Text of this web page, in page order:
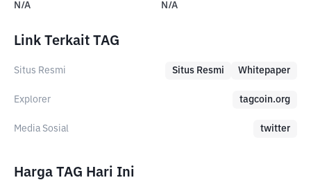
N/A N/A
Link Terkait TAG
Situs Resmi Situs Resmi Whitepaper
Explorer tagcoin.org
Media Sosial twitter
Harga TAG Hari Ini